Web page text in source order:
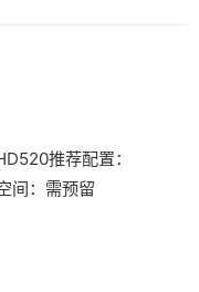
​推荐配置​​：
间​​：需预留